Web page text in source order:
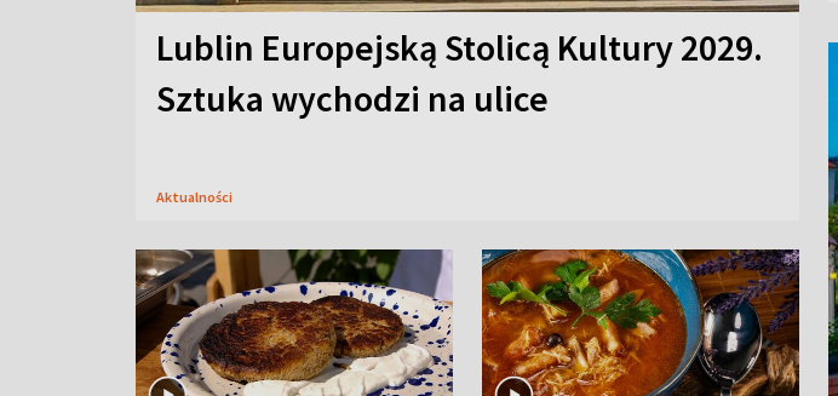
Lublin Europejską Stolicą Kultury 2029.
Sztuka wychodzi na ulice
Aktualności